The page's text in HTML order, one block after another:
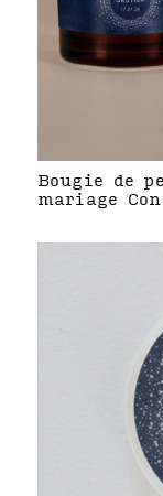
Bougie de
mariage